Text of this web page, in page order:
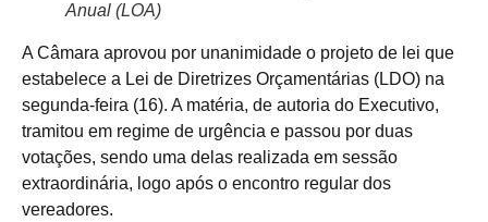
Anual (LOA)
A Câmara aprovou por unanimidade o projeto de lei que
estabelece a Lei de Diretrizes Orçamentárias (LDO) na
segunda-feira (16). A matéria, de autoria do Executivo,
tramitou em regime de urgência e passou por duas
votações, sendo uma delas realizada em sessão
extraordinária, logo após o encontro regular dos
vereadores.